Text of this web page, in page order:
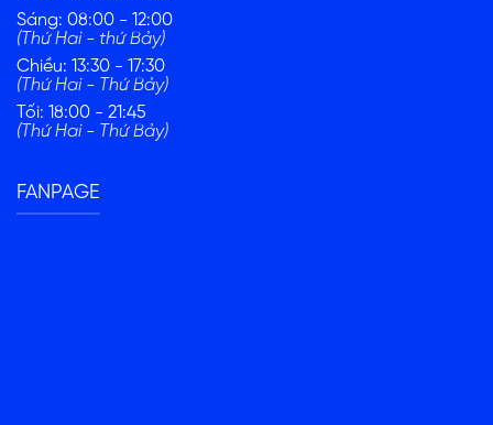
Sáng: 08:00 - 12:00
(Thứ Hai - thứ Bảy)
Chiều: 13:30 - 17:30
(Thứ Hai - Thứ Bảy)
Tối: 18:00 - 21:45
(Thứ Hai - Thứ Bảy)
FANPAGE